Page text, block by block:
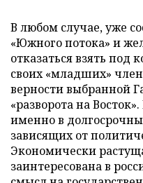
В любом случае, уже
«Южного потока» и
отказаться взять под
своих «младших»
верности выбранной
«разворота на
именно в
зависящих от
Экономически
заинтересована в